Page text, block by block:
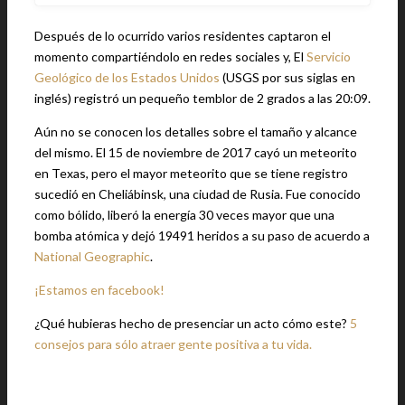
Después de lo ocurrido varios residentes captaron el
momento compartiéndolo en redes sociales y, El Servicio
Geológico de los Estados Unidos (USGS por sus siglas en
inglés) registró un pequeño temblor de 2 grados a las 20:09.
Aún no se conocen los detalles sobre el tamaño y alcance
del mismo. El 15 de noviembre de 2017 cayó un meteorito
en Texas, pero el mayor meteorito que se tiene registro
sucedió en Cheliábinsk, una ciudad de Rusia. Fue conocido
como bólido, liberó la energía 30 veces mayor que una
bomba atómica y dejó 19491 heridos a su paso de acuerdo a
National Geographic.
¡Estamos en facebook!
¿Qué hubieras hecho de presenciar un acto cómo este? 5
consejos para sólo atraer gente positiva a tu vida.